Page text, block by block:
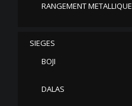
RANGEMENT METALLIQUE
SIEGES
BOJI
DALAS